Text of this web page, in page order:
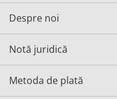
Despre noi
Notă juridică
Metoda de plată